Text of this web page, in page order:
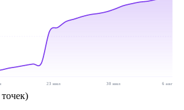
23 июл 30 июл 6 авг
точек)